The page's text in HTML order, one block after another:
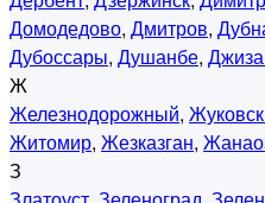
Домодедово, Дмитров,
Дубоссары, Душанбе,
Ж
Железнодорожный,
Житомир, Жезказган,
З